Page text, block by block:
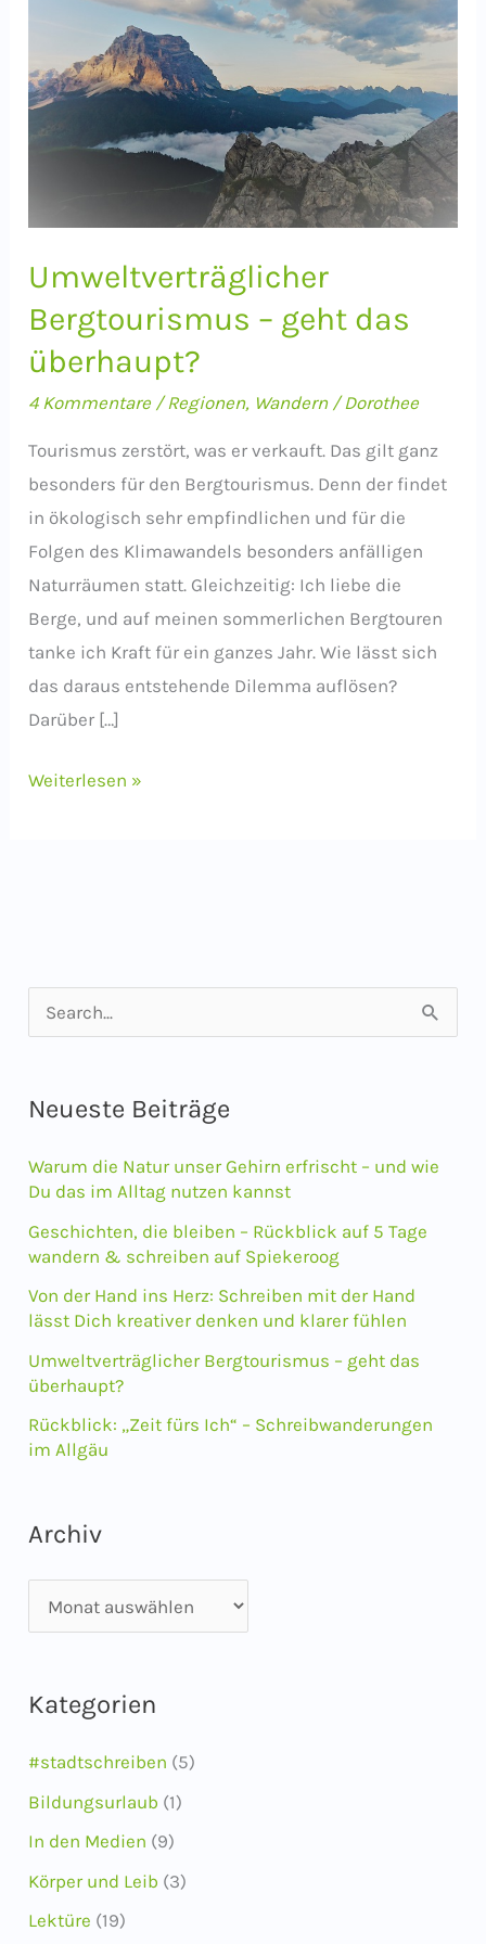
Umweltverträglicher
Bergtourismus – geht das
überhaupt?
4 Kommentare /Regionen, Wandern/Dorothee
Tourismus zerstört, was er verkauft. Das gilt ganz
besonders für den Bergtourismus. Denn der findet
in ökologisch sehr empfindlichen und für die
Folgen des Klimawandels besonders anfälligen
Naturräumen statt. Gleichzeitig: Ich liebe die
Berge, und auf meinen sommerlichen Bergtouren
tanke ich Kraft für ein ganzes Jahr. Wie lässt sich
das daraus entstehende Dilemma auflösen?
Darüber […]
Umweltverträglicher
Weiterlesen »
u
h
n
n
a
c
:
Neueste Beiträge
Warum die Natur unser Gehirn erfrischt – und wie
Du das im Alltag nutzen kannst
Geschichten, die bleiben – Rückblick auf 5 Tage
wandern & schreiben auf Spiekeroog
Von der Hand ins Herz: Schreiben mit der Hand
lässt Dich kreativer denken und klarer fühlen
Umweltverträglicher Bergtourismus – geht das
überhaupt?
Rückblick: „Zeit fürs Ich“ – Schreibwanderungen
im Allgäu
Archiv
r
h
Kategorien
#stadtschreiben (5)
Bildungsurlaub (1)
In den Medien (9)
Körper und Leib (3)
Lektüre (19)